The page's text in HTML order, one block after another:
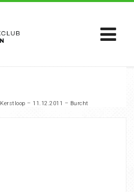
Kerstloop – 11.12.2011 – Burcht